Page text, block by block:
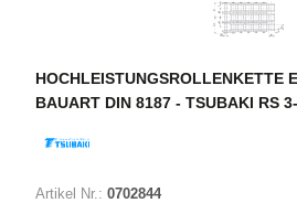
HOCHLEISTUNGSROLLENKETTE
BAUART DIN 8187 - TSUBAKI RS
Artikel Nr.: 0702844